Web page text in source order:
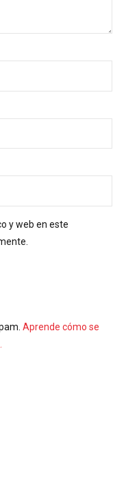
y web en este
Aprende cómo se